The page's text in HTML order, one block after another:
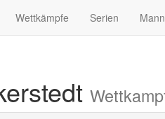
Wettkämpfe Serien